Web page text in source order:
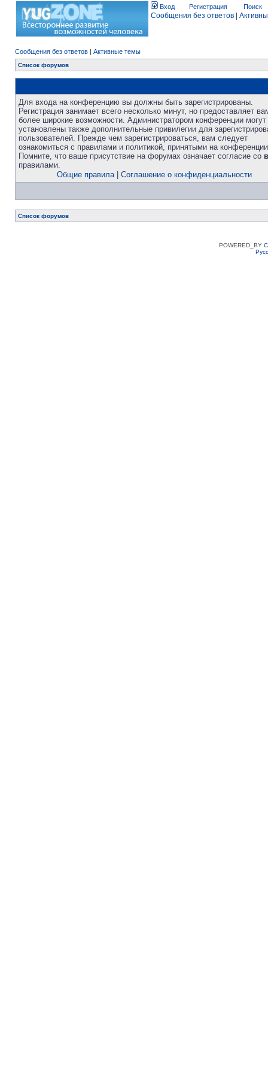
Вход Регистрация Поиск
Сообщения без ответов
Сообщения без ответов | Активные темы
Список форумов
Для входа на конференцию вы должны быть зарегистрированы.
Регистрация занимает всего несколько минут, но предоставляет
более широкие возможности. Администратором конференции
установлены также дополнительные привилегии для
пользователей. Прежде чем зарегистрироваться, вам следует
ознакомиться с правилами и политикой, принятыми на
Помните, что ваше присутствие на форумах означает согласие со
правилами.
Общие правила| Соглашение о конфиденциальности
Список форумов
POWERED_BY